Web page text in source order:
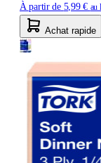
À partir de 5,99 € au
Achat rapide